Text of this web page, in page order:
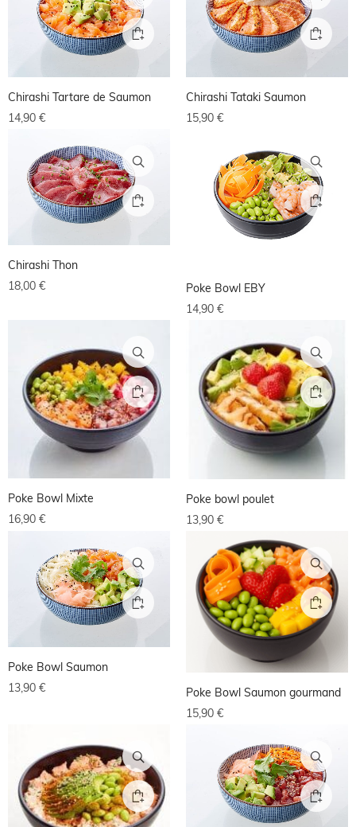
Chirashi Tartare de Saumon
14,90 €
Chirashi Tataki Saumon
15,90 €
Chirashi Thon
18,00 €
Poke Bowl EBY
14,90 €
Poke Bowl Mixte
16,90 €
Poke bowl poulet
13,90 €
Poke Bowl Saumon
13,90 €
Poke Bowl Saumon gourmand
15,90 €